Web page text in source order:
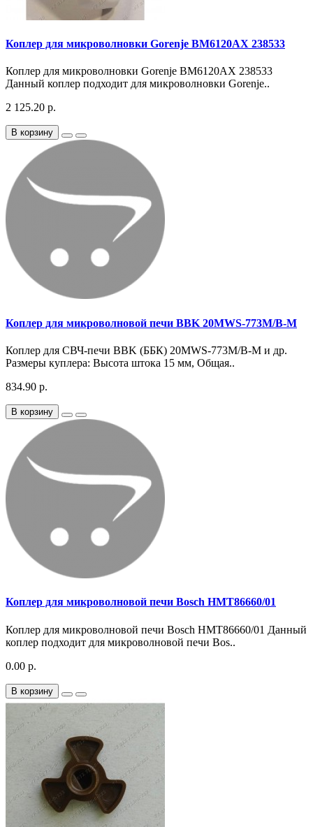
Коплер для микроволновки Gorenje BM6120AX 238533
Коплер для микроволновки Gorenje BM6120AX 238533
Данный коплер подходит для микроволновки Gorenje..
2 125.20 р.
В корзину
Коплер для микроволновой печи BBK 20MWS-773M/B-M
Коплер для СВЧ-печи BBK (ББК) 20MWS-773M/B-M и др.
Размеры куплера: Высота штока 15 мм, Общая..
834.90 р.
В корзину
Коплер для микроволновой печи Bosch HMT86660/01
Коплер для микроволновой печи Bosch HMT86660/01 Данный
коплер подходит для микроволновой печи Bos..
0.00 р.
В корзину